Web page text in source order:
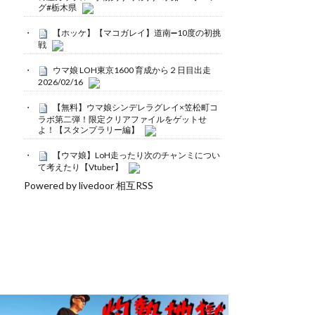
グ#栃木県
【ホッケ】【マコガレイ】道南➖10度の初挑
戦
ウマ娘 LOH東京1600 育成から２日目出走
2026/02/16
【無料】ウマ娘シンデレラグレイ×笠松町コ
ラボ第二弾！限定クリアファイルをゲットせ
よ！【スタンプラリー編】
【ウマ娘】LoH走ったり次のチャンミについ
て考えたり【Vtuber】
Powered by livedoor 相互RSS